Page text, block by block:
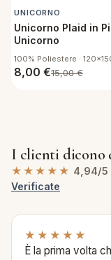
UNICORNO
Unicorno Plaid in
Unicorno
100% Poliestere ·
8,00 €15,00€
I clienti dicono
★★★★★ 4,94/5
Verificate
★★★★★
È la prima volta